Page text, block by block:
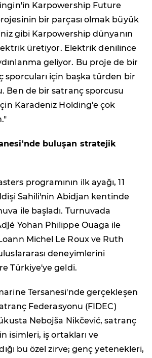
Karpowership Future
bir parçası olmak büyük
gibi Karpowership dünyanın
üretiyor. Elektrik denilince
geliyor. Bu proje de bir
sporcuları için başka türden bir
Ben de bir satranç sporcusu
Karadeniz Holding'e çok
buluşan stratejik
programının ilk ayağı, 11
Sahili'nin Abidjan kentinde
ile başladı. Turnuvada
Yohan Philippe Ouaga ile
Michel Le Roux ve Ruth
deneyimlerini
Türkiye'ye geldi.
Tersanesi'nde gerçekleşen
Federasyonu (FIDEC)
Nebojša Nikčević, satranç
isimleri, iş ortakları ve
bu özel zirve; genç yetenekleri,